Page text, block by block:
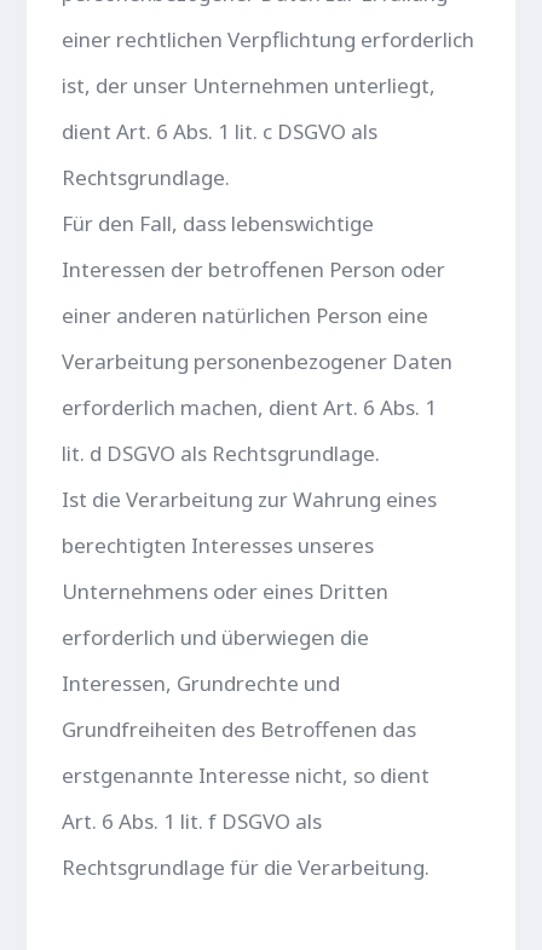
einer rechtlichen Verpflichtung erforderlich
ist, der unser Unternehmen unterliegt,
dient Art. 6 Abs. 1 lit. c DSGVO als
Rechtsgrundlage.
Für den Fall, dass lebenswichtige
Interessen der betroffenen Person oder
einer anderen natürlichen Person eine
Verarbeitung personenbezogener Daten
erforderlich machen, dient Art. 6 Abs. 1
lit. d DSGVO als Rechtsgrundlage.
Ist die Verarbeitung zur Wahrung eines
berechtigten Interesses unseres
Unternehmens oder eines Dritten
erforderlich und überwiegen die
Interessen, Grundrechte und
Grundfreiheiten des Betroffenen das
erstgenannte Interesse nicht, so dient
Art. 6 Abs. 1 lit. f DSGVO als
Rechtsgrundlage für die Verarbeitung.